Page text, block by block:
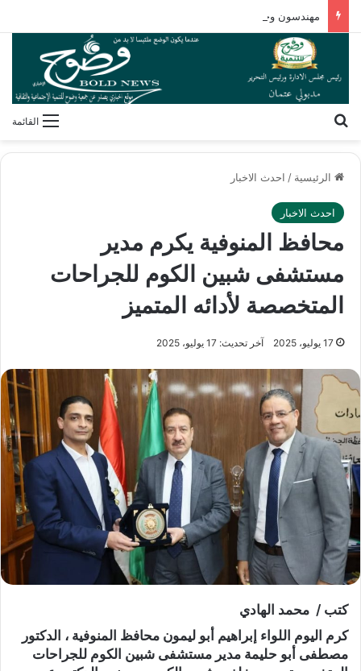
القائمة
الرئيسية / احدث الاخبار
احدث الاخبار
محافظ المنوفية يكرم مدير
مستشفى شبين الكوم للجراحات
المتخصصة لأدائه المتميز
17 يوليو، 2025 آخر تحديث: 17 يوليو، 2025
كتب / محمد الهادي
كرم اليوم اللواء إبراهيم أبو ليمون محافظ المنوفية ، الدكتور
مصطفى أبو حليمة مدير مستشفى شبين الكوم للجراحات